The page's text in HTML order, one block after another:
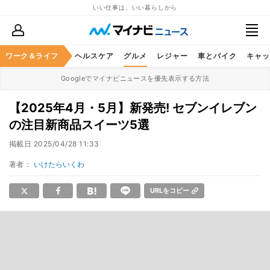
いい仕事は、いい暮らしから
ワーク＆ライフ
マネー 暮らし ヘルスケア グルメ レジャー 車とバイク キャ
Googleでマイナビニュースを優先表示する方法
【2025年4月・5月】新発売! セブンイレブン
の注目新商品スイーツ5選
掲載日 2025/04/28 11:33
著者： いけたらいくわ
URLをコピー